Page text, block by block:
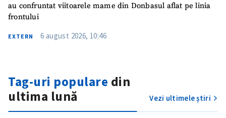
au confruntat viitoarele mame din Donbasul aflat pe linia
frontului
EXTERN 6 august 2026, 10:46
Tag-uri populare din
ultima lună
Vezi ultimele știri
Link media+ Link media
Mesajul știrei
+ Mesajul știrei